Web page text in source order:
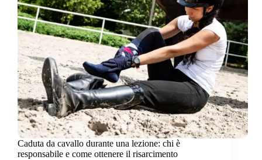
Caduta da cavallo durante una lezione: chi è
responsabile e come ottenere il risarcimento